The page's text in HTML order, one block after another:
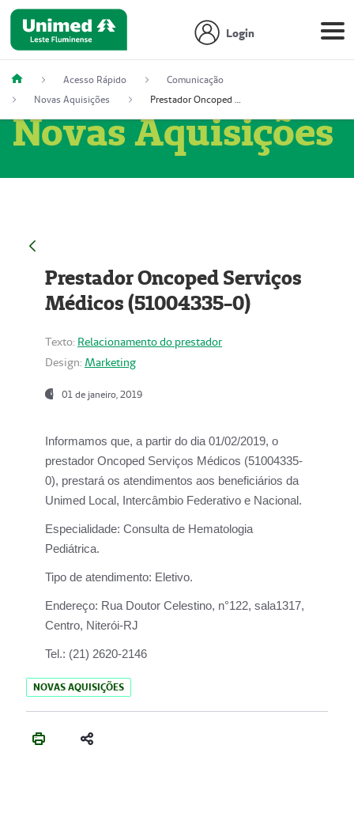
Login
Acesso Rápido
Comunicação
Novas Aquisições
Prestador Oncoped Serviços Médicos (51004335-0)
Novas Aquisições
Prestador Oncoped Serviços
Médicos (51004335-0)
Texto: Relacionamento do prestador
Design: Marketing
01 de janeiro, 2019
Informamos que, a partir do dia 01/02/2019, o
prestador Oncoped Serviços Médicos (51004335-
0), prestará os atendimentos aos beneficiários da
Unimed Local, Intercâmbio Federativo e Nacional.
Especialidade: Consulta de Hematologia
Pediátrica.
Tipo de atendimento: Eletivo.
Endereço: Rua Doutor Celestino, n°122, sala1317,
Centro, Niterói-RJ
Tel.: (21) 2620-2146
NOVAS AQUISIÇÕES